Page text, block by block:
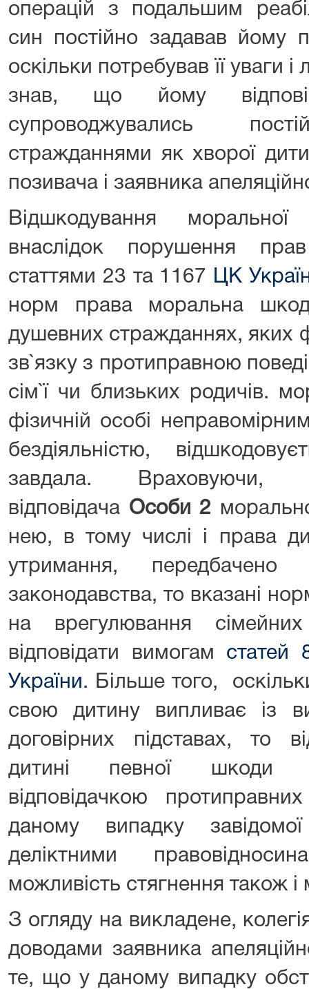
операцій з подальшим
син постійно задавав йому
оскільки потребував її уваги
знав, що йому
супроводжувались
стражданнями як хворої
позивача і заявника
Відшкодування
внаслідок порушення
статтями 23 та 1167
ЦК
норм права моральна
душевних стражданнях, яких
зв`язку з протиправною
сім`ї чи близьких родичів.
фізичній особі
бездіяльністю,
завдала.
відповідача Особи 2
нею, в тому числі і права
утримання, передбачено
законодавства, то вказані
на врегулювання
відповідати вимогам статей
України. Більше того,
свою дитину випливає із
договірних підставах, то
дитині певної шкоди
відповідачкою
даному випадку
деліктними
можливість стягнення також
З огляду на викладене,
доводами заявника
те, що у даному випадку